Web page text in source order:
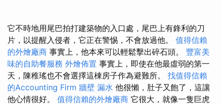
它不時地用尾巴拍打建築物的入口處，尾巴上有鋒利的刀
片，以提醒入侵者，它正在警惕，不會放過他。 值得信賴
的外燴廠商 事實上，他本來可以輕鬆擊出碎石頭。 豐富美
味的自助餐服務 外燴佈置 事實上，即使在他最虛弱的第一
天，陳稚瑤也不會選擇這棟房子作為避難所。 找值得信賴
的Accounting Firm 牆壁 漏水 他很懶，肚子又飽了，這讓
他心情很好。 值得信賴的外燴廠商 它很大，就像一隻巨虎